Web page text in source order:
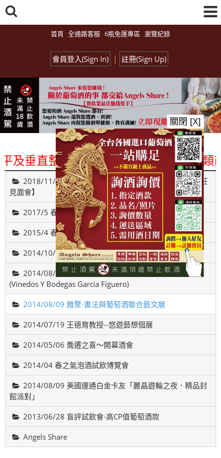
首頁 全通路客服 6瓶免運專區 瀏覽紀錄
會員登入(Sign In) | 註冊(Sign Up)
垂直整合、一次購足」各國進口酒類商
2018/11/26【Monday Red 之 遇見葡萄牙古城貴族酒莊
見面會】
2017/5 春之氣泡酒試飲博覽會
2015/4 春之氣泡酒試飲博覽會
2014/10/18智利-威帝偉士酒廠品酒會(VALDIVIESO)
2014/08/22 西班牙斗羅河產區，費加洛酒莊品酒會
(Vinedos Y Bodegas Garcia Figuero)
2014/08/09 雅聚-書法與葡萄酒聯合藝文展
2014/07/19 王德育教授--悠遊藝想個展
2014/05/06 喬遷之喜～開幕酒會
2014/04 春之氣泡酒試飲博覽會
2014/08/09 美國運通白金卡友「麗晶遊輪之夜．精品封
館派對」
2013/06/28 盲評試飲會-高CP值葡萄酒款
Angels Share
關閉 [X]